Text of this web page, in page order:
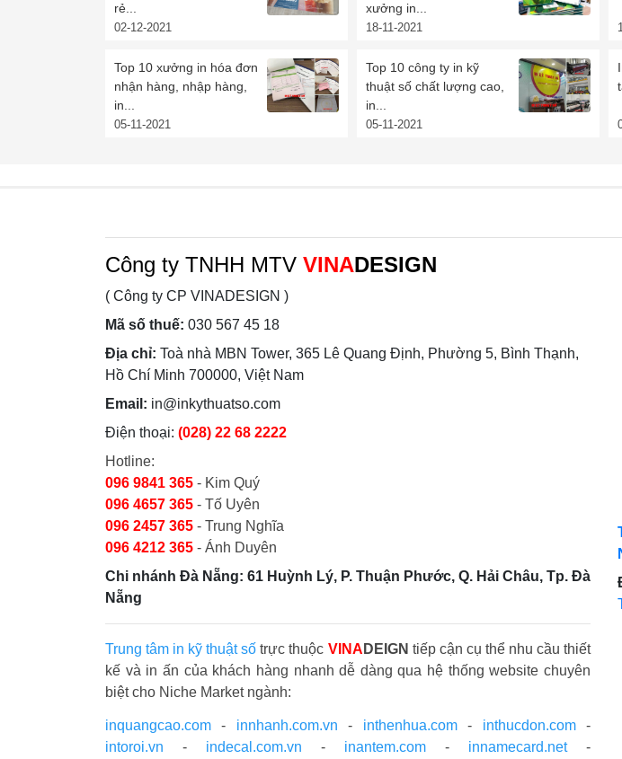
rẻ...
02-12-2021
xưởng in...
18-11-2021
Top 10 xưởng in hóa đơn
nhận hàng, nhập hàng,
in...
05-11-2021
Top 10 công ty in kỹ
thuật số chất lượng cao,
in...
05-11-2021
Công ty TNHH MTV VINADESIGN
( Công ty CP VINADESIGN )
Mã số thuế: 030 567 45 18
Địa chỉ: Toà nhà MBN Tower, 365 Lê Quang Định, Phường 5, Bình Thạnh,
Hồ Chí Minh 700000, Việt Nam
Email: in@inkythuatso.com
Điện thoại: (028) 22 68 2222
Hotline:
096 9841 365 - Kim Quý
096 4657 365 - Tố Uyên
096 2457 365 - Trung Nghĩa
096 4212 365 - Ánh Duyên
Chi nhánh Đà Nẵng: 61 Huỳnh Lý, P. Thuận Phước, Q. Hải Châu, Tp. Đà
Nẵng
Trung tâm in kỹ thuật số trực thuộc VINA DEIGN tiếp cận cụ thể nhu cầu thiết
kế và in ấn của khách hàng nhanh dễ dàng qua hệ thống website chuyên
biệt cho Niche Market ngành:
inquangcao.com - innhanh.com.vn - inthenhua.com- inthucdon.com-
intoroi.vn - indecal.com.vn - inantem.com - innamecard.net-